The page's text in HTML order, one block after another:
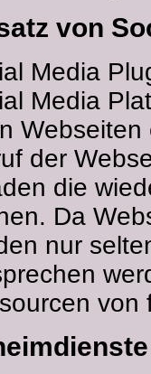
von
Media
Media
der
die
Da
nur
von